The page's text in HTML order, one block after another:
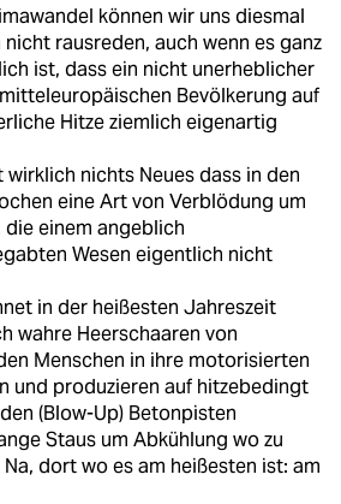
können wir uns diesmal
rausreden, auch wenn es ganz
ist, dass ein nicht unerheblicher
Bevölkerung auf
Hitze ziemlich eigenartig
wirklich nichts Neues dass in den
eine Art von Verblödung um
einem angeblich
Wesen eigentlich nicht
in der heißesten Jahreszeit
wahre Heerschaaren von
Menschen in ihre motorisierten
und produzieren auf hitzebedingt
(Blow-Up) Betonpisten
Staus um Abkühlung wo zu
dort wo es am heißesten ist: am